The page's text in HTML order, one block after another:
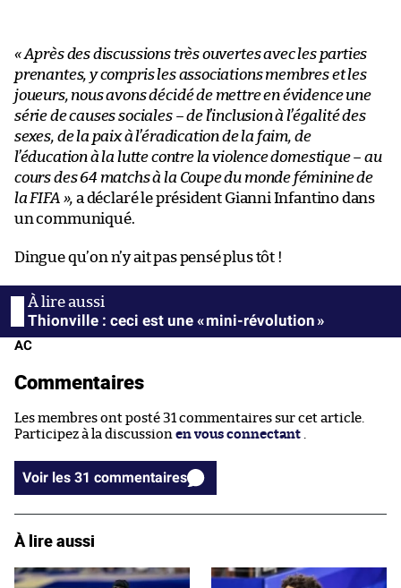
« Après des discussions très ouvertes avec les parties
prenantes, y compris les associations membres et les
joueurs, nous avons décidé de mettre en évidence une
série de causes sociales – de l’inclusion à l’égalité des
sexes, de la paix à l’éradication de la faim, de
l’éducation à la lutte contre la violence domestique – au
cours des 64 matchs à la Coupe du monde féminine de
la FIFA »,a déclaré le président Gianni Infantino dans
un communiqué.
Dingue qu’on n’y ait pas pensé plus tôt !
Thionville : ceci est une « mini-révolution »
AC
Commentaires
Les membres ont posté 31 commentaires sur cet article.
Participez à la discussion en vous connectant
Voir les 31 commentaires
À lire aussi